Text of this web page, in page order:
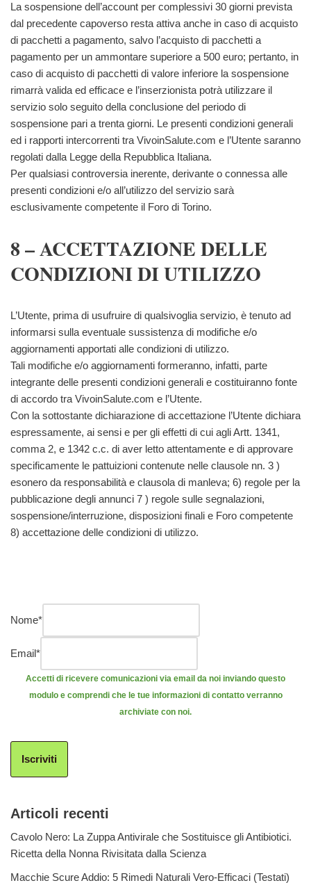
La sospensione dell’account per complessivi 30 giorni prevista
dal precedente capoverso resta attiva anche in caso di acquisto
di pacchetti a pagamento, salvo l’acquisto di pacchetti a
pagamento per un ammontare superiore a 500 euro; pertanto, in
caso di acquisto di pacchetti di valore inferiore la sospensione
rimarrà valida ed efficace e l’inserzionista potrà utilizzare il
servizio solo seguito della conclusione del periodo di
sospensione pari a trenta giorni. Le presenti condizioni generali
ed i rapporti intercorrenti tra VivoinSalute.com e l’Utente saranno
regolati dalla Legge della Repubblica Italiana.
Per qualsiasi controversia inerente, derivante o connessa alle
presenti condizioni e/o all’utilizzo del servizio sarà
esclusivamente competente il Foro di Torino.
8 – ACCETTAZIONE DELLE
CONDIZIONI DI UTILIZZO
L’Utente, prima di usufruire di qualsivoglia servizio, è tenuto ad
informarsi sulla eventuale sussistenza di modifiche e/o
aggiornamenti apportati alle condizioni di utilizzo.
Tali modifiche e/o aggiornamenti formeranno, infatti, parte
integrante delle presenti condizioni generali e costituiranno fonte
di accordo tra VivoinSalute.com e l’Utente.
Con la sottostante dichiarazione di accettazione l’Utente dichiara
espressamente, ai sensi e per gli effetti di cui agli Artt. 1341,
comma 2, e 1342 c.c. di aver letto attentamente e di approvare
specificamente le pattuizioni contenute nelle clausole nn. 3 )
esonero da responsabilità e clausola di manleva; 6) regole per la
pubblicazione degli annunci 7 ) regole sulle segnalazioni,
sospensione/interruzione, disposizioni finali e Foro competente
8) accettazione delle condizioni di utilizzo.
Nome*
Email*
Accetti di ricevere comunicazioni via email da noi inviando questo
modulo e comprendi che le tue informazioni di contatto verranno
archiviate con noi.
Iscriviti
Articoli recenti
Cavolo Nero: La Zuppa Antivirale che Sostituisce gli Antibiotici.
Ricetta della Nonna Rivisitata dalla Scienza
Macchie Scure Addio: 5 Rimedi Naturali Vero-Efficaci (Testati)